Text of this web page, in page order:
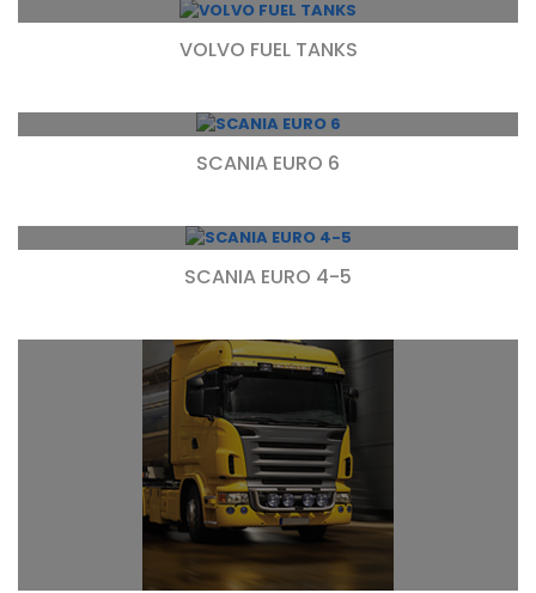
VOLVO FUEL TANKS
SCANIA EURO 6
SCANIA EURO 4-5